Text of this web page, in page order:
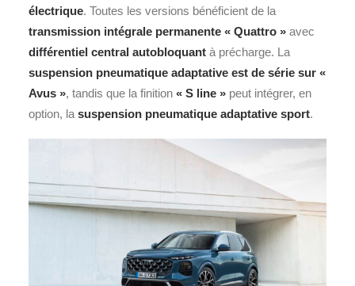
électrique. Toutes les versions bénéficient de la
transmission intégrale permanente « Quattro » avec
différentiel central autobloquant à précharge. La
suspension pneumatique adaptative est de série sur «
Avus », tandis que la finition « S line » peut intégrer, en
option, la suspension pneumatique adaptative sport.